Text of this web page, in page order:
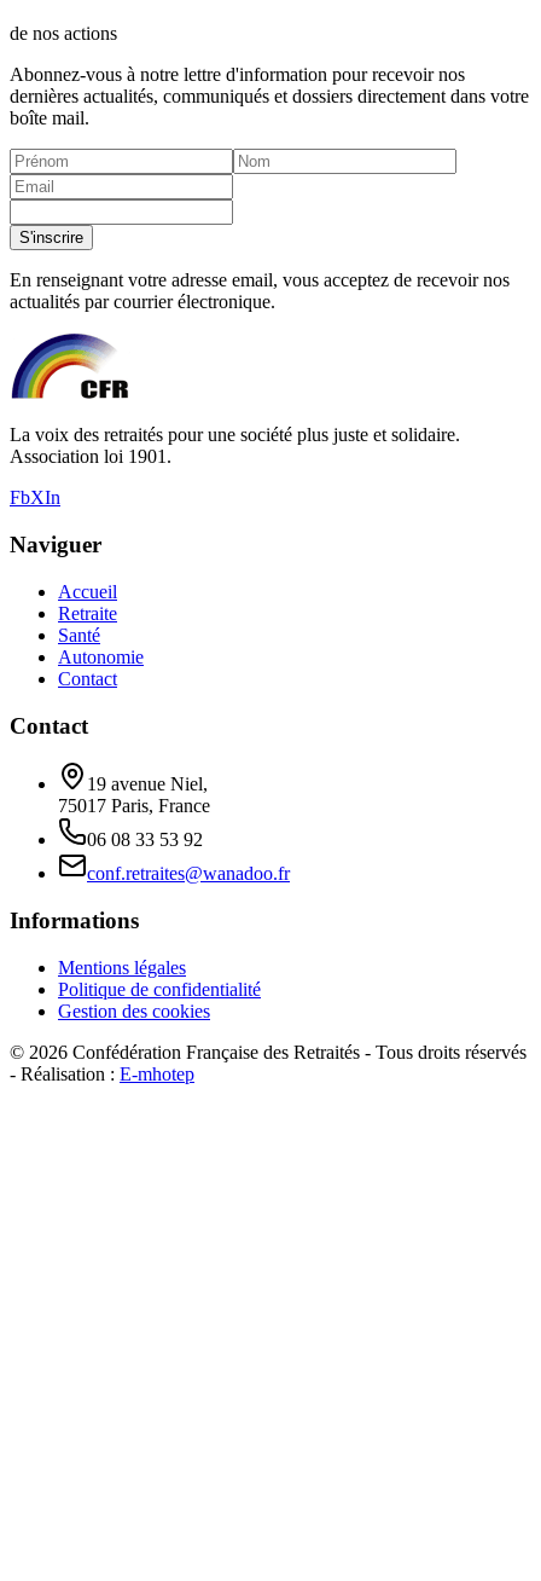
de nos actions
Abonnez-vous à notre lettre d'information pour recevoir nos
dernières actualités, communiqués et dossiers directement dans votre
boîte mail.
S'inscrire
En renseignant votre adresse email, vous acceptez de recevoir nos
actualités par courrier électronique.
La voix des retraités pour une société plus juste et solidaire.
Association loi 1901.
FbXIn
Naviguer
Accueil
Retraite
Santé
Autonomie
Contact
Contact
19 avenue Niel,
75017 Paris, France
06 08 33 53 92
conf.retraites@wanadoo.fr
Informations
Mentions légales
Politique de confidentialité
Gestion des cookies
© 2026 Confédération Française des Retraités - Tous droits réservés
- Réalisation : E-mhotep